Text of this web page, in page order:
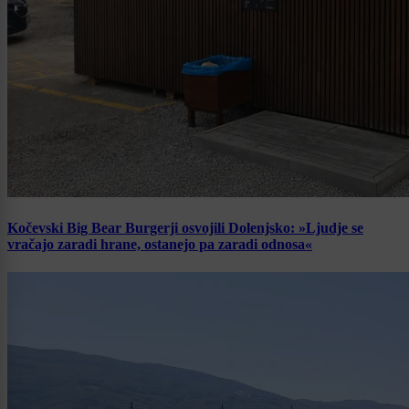
Kočevski Big Bear Burgerji osvojili Dolenjsko: »Ljudje se
vračajo zaradi hrane, ostanejo pa zaradi odnosa«